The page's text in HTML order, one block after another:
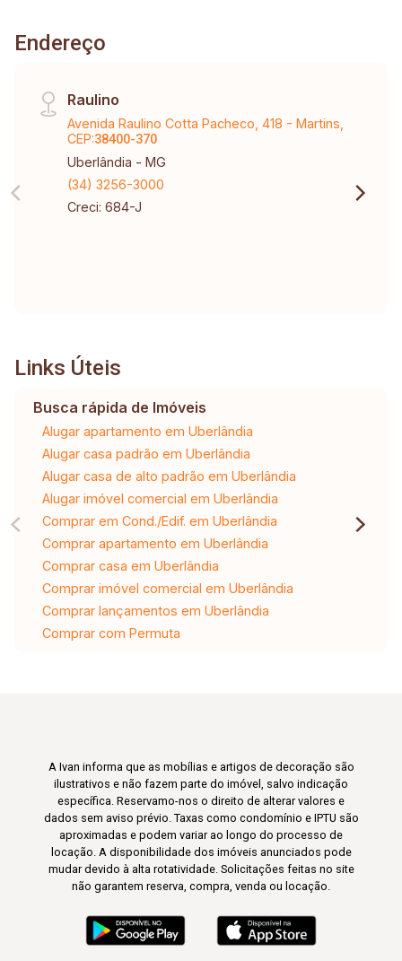
Endereço
Raulino
Avenida Raulino Cotta Pacheco, 418 - Martins,
CEP:38400-370
Uberlândia - MG
(34) 3256-3000
Creci: 684-J
Links Úteis
Busca rápida de Imóveis
Alugar apartamento em Uberlândia
Alugar casa padrão em Uberlândia
Alugar casa de alto padrão em Uberlândia
Alugar imóvel comercial em Uberlândia
Comprar em Cond./Edif. em Uberlândia
Comprar apartamento em Uberlândia
Comprar casa em Uberlândia
Comprar imóvel comercial em Uberlândia
Comprar lançamentos em Uberlândia
Comprar com Permuta
A Ivan informa que as mobílias e artigos de decoração são
ilustrativos e não fazem parte do imóvel, salvo indicação
específica. Reservamo-nos o direito de alterar valores e
dados sem aviso prévio. Taxas como condomínio e IPTU são
aproximadas e podem variar ao longo do processo de
locação. A disponibilidade dos imóveis anunciados pode
mudar devido à alta rotatividade. Solicitações feitas no site
não garantem reserva, compra, venda ou locação.